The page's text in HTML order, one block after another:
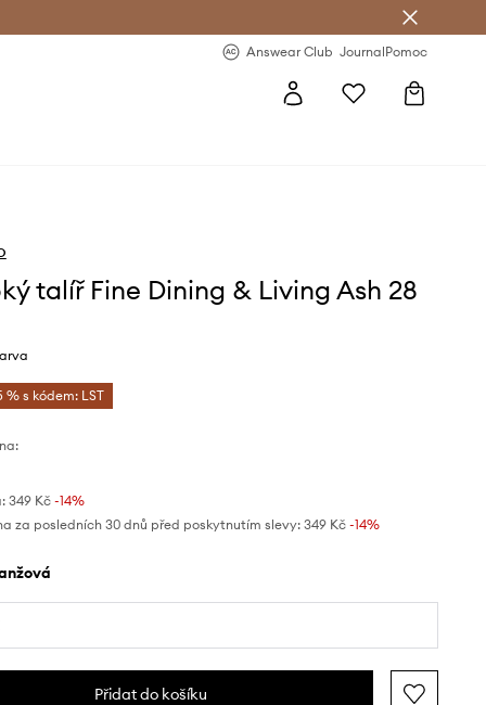
Answear Club JournalPomoc
talíř Fine Dining & Living Ash 28
% s kódem: LST
349 Kč-14%
za posledních 30 dnů před poskytnutím slevy: 349 Kč -14%
Přidat do košíku